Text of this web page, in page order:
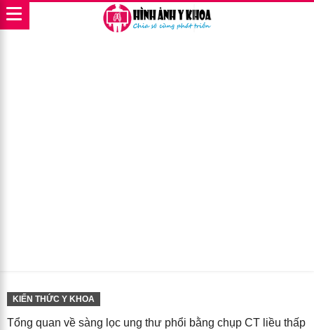
KIẾN THỨC Y KHOA
Tổng quan về sàng lọc ung thư phổi bằng chụp CT liều thấp